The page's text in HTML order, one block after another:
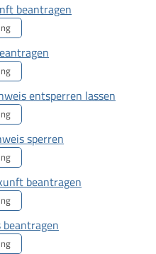
beantragen
entsperren lassen
sperren
beantragen